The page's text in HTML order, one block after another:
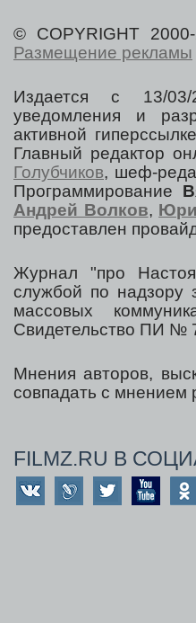
© COPYRIGHT
Размещение рекламы
Издается с 13/
уведомления и
активной
Главный редактор
Голубчиков, шеф-
Программирование
Андрей Волков,
предоставлен
Журнал "про
службой по надзору
массовых
Свидетельство ПИ №
Мнения авторов,
совпадать с мнением
FILMZ.RU В